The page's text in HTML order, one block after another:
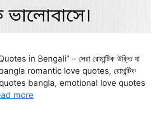
in Bengali” – সেরা রোমান্টিক উক্তি যা
bangla romantic love quotes, রোমান্টিক
quotes bangla, emotional love quotes
more